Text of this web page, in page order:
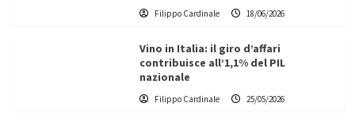
Filippo Cardinale 18/06/2026
Vino in Italia: il giro d’affari
contribuisce all’1,1% del PIL
nazionale
Filippo Cardinale 25/05/2026